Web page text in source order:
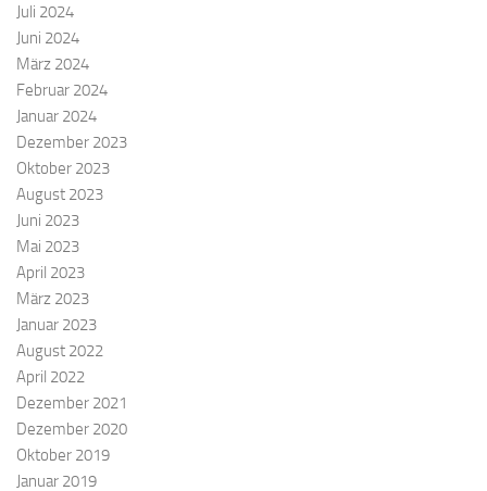
Juli 2024
Juni 2024
März 2024
Februar 2024
Januar 2024
Dezember 2023
Oktober 2023
August 2023
Juni 2023
Mai 2023
April 2023
März 2023
Januar 2023
August 2022
April 2022
Dezember 2021
Dezember 2020
Oktober 2019
Januar 2019